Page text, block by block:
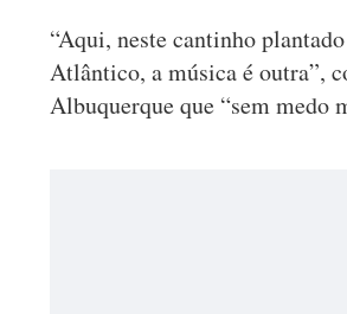
“Aqui, neste cantinho
Atlântico, a música é outra”,
Albuquerque que “sem medo